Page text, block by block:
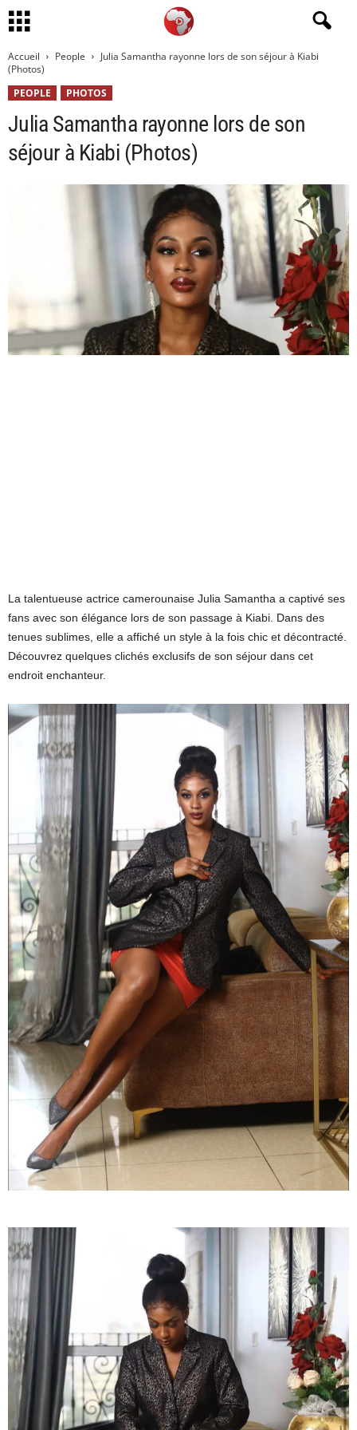
Accueil People
Julia Samantha rayonne lors de son séjour à Kiabi
(Photos)
PEOPLE
PHOTOS
Julia Samantha rayonne lors de son
séjour à Kiabi (Photos)
La talentueuse actrice camerounaise Julia Samantha a captivé ses
fans avec son élégance lors de son passage à Kiabi. Dans des
tenues sublimes, elle a affiché un style à la fois chic et décontracté.
Découvrez quelques clichés exclusifs de son séjour dans cet
endroit enchanteur.